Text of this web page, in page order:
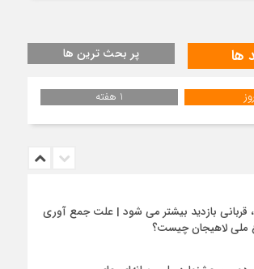
ها پر بحث ترین ها
1 هفته
بازدید بیشتر می شود | علت جمع آوری
ملی لاهیجان چیست؟